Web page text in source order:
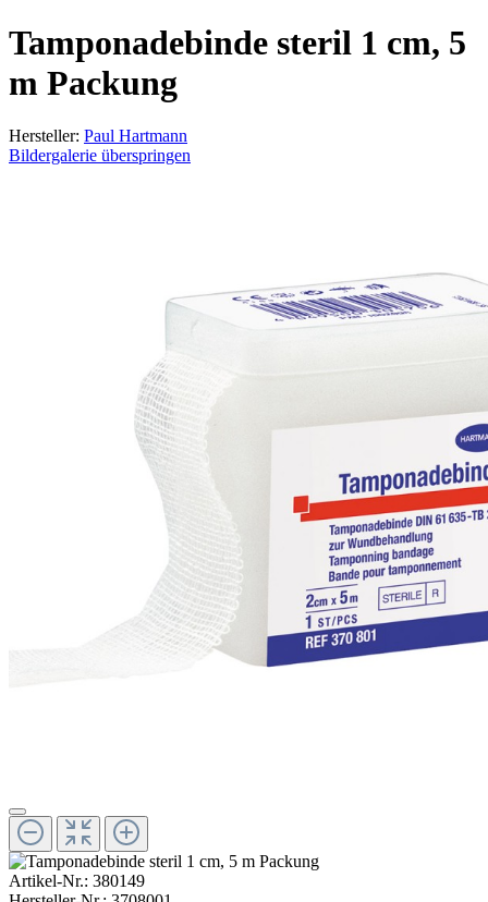
Tamponadebinde steril 1 cm, 5
m Packung
Hersteller: Paul Hartmann
Bildergalerie überspringen
Artikel-Nr.: 380149